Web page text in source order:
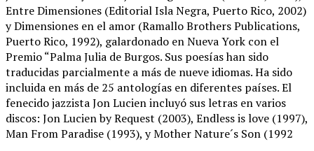
Entre Dimensiones (Editorial Isla Negra, Puerto Rico, 2002)
y Dimensiones en el amor (Ramallo Brothers Publications,
Puerto Rico, 1992), galardonado en Nueva York con el
Premio “Palma Julia de Burgos. Sus poesías han sido
traducidas parcialmente a más de nueve idiomas. Ha sido
incluida en más de 25 antologías en diferentes países. El
fenecido jazzista Jon Lucien incluyó sus letras en varios
discos: Jon Lucien by Request (2003), Endless is love (1997),
Man From Paradise (1993), y Mother Nature´s Son (1992